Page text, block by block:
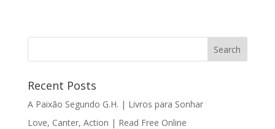
Recent Posts
A Paixão Segundo G.H. | Livros para Sonhar
Love, Canter, Action | Read Free Online